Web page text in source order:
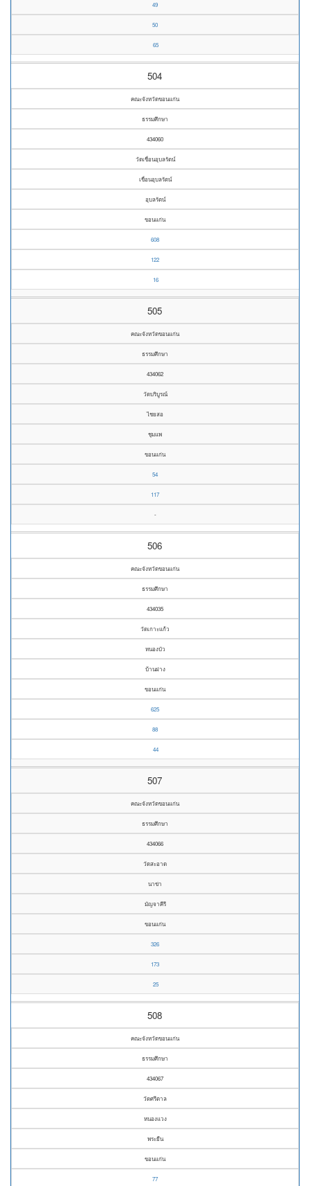
49
50
65
504
คณะจังหวัดขอนแก่น
ธรรมศึกษา
434060
วัดเขื่อนอุบลรัตน์
เขื่อนอุบลรัตน์
อุบลรัตน์
ขอนแก่น
608
122
16
505
คณะจังหวัดขอนแก่น
ธรรมศึกษา
434062
วัดบริบูรณ์
ไชยสอ
ชุมแพ
ขอนแก่น
54
117
-
506
คณะจังหวัดขอนแก่น
ธรรมศึกษา
434035
วัดเกาะแก้ว
หนองบัว
บ้านฝาง
ขอนแก่น
625
88
44
507
คณะจังหวัดขอนแก่น
ธรรมศึกษา
434066
วัดสะอาด
นาข่า
มัญจาคีรี
ขอนแก่น
326
173
25
508
คณะจังหวัดขอนแก่น
ธรรมศึกษา
434067
วัดศรีตาล
หนองแวง
พระยืน
ขอนแก่น
77